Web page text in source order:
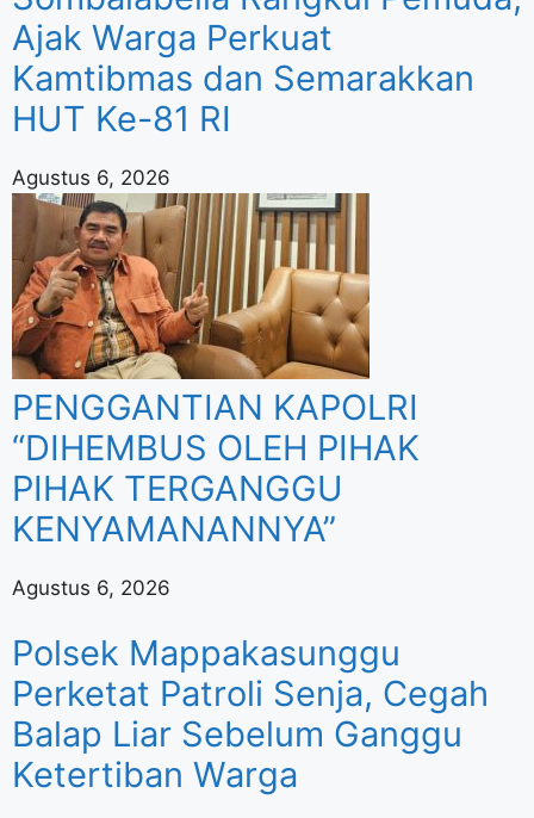
Ajak Warga Perkuat
Kamtibmas dan Semarakkan
HUT Ke-81 RI
Agustus 6, 2026
PENGGANTIAN KAPOLRI
“DIHEMBUS OLEH PIHAK
PIHAK TERGANGGU
KENYAMANANNYA”
Agustus 6, 2026
Polsek Mappakasunggu
Perketat Patroli Senja, Cegah
Balap Liar Sebelum Ganggu
Ketertiban Warga